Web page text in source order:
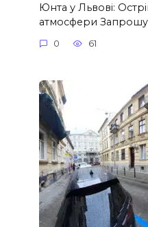
Юнта у Львові:
атмосфери
0 61